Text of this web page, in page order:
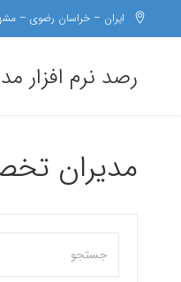
ایران – خراسان رضوی –
رصد نرم افزار
مدیران